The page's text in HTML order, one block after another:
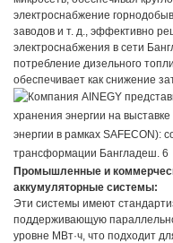
электроснабжение
заводов и т. д., эффективно
электроснабжения в сети
потребление дизельного
обеспечивает как снижение
Промышленные и
аккумуляторные системы:
Эти системы имеют
поддерживающую
уровне МВт·ч, что подходит